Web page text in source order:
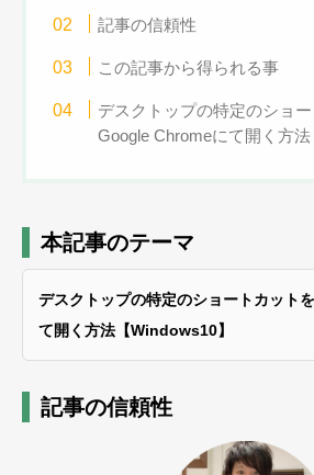
記事の信頼性
この記事から得られる事
デスクトップの特定のショ
Google Chromeにて開く方法
本記事のテーマ
デスクトップの特定のショートカット
て開く方法【Windows10】
記事の信頼性